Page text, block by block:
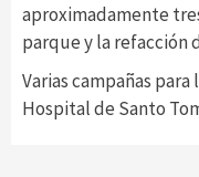
aproximadamente
parque y la refacción
Varias campañas
Hospital de Santo